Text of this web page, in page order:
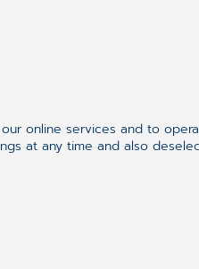
online services and to
at any time and also